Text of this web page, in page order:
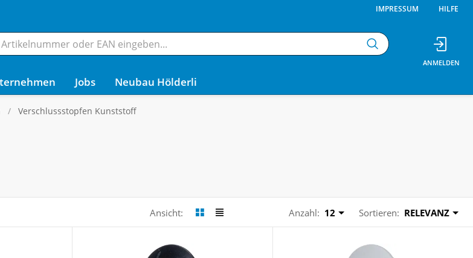
IMPRESSUM HILFE
Jobs Neubau Hölderli
Verschlussstopfen Kunststoff
Ansicht: Anzahl: 12 Sortieren: RELEVANZ